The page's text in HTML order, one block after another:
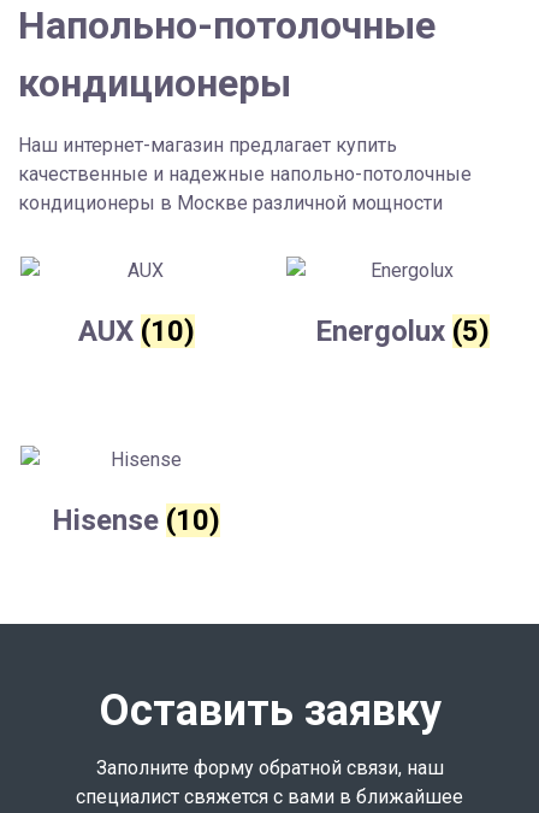
Напольно-потолочные
кондиционеры
Наш интернет-магазин предлагает купить
качественные и надежные напольно-потолочные
кондиционеры в Москве различной мощности
AUX (10) Energolux (5)
Hisense (10)
Оставить заявку
Заполните форму обратной связи, наш
специалист свяжется с вами в ближайшее